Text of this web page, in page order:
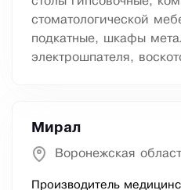
стоматологической
подкатные, шкафы
электрошпателя,
Мирал
Воронежская
Производитель